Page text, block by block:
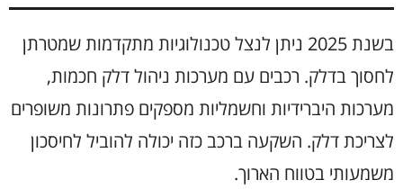
בשנת 2025 ניתן לנצל טכנולוגיות מתקדמות שמטרתן
לחסוך בדלק. רכבים עם מערכות ניהול דלק חכמות,
מערכות היברידיות וחשמליות מספקים פתרונות משופרים
לצריכת דלק. השקעה ברכב כזה יכולה להוביל לחיסכון
משמעותי בטווח הארוך.